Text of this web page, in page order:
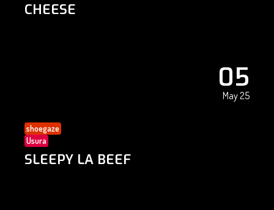
CHEESE
05
May 25
shoegaze
Usura
SLEEPY LA BEEF